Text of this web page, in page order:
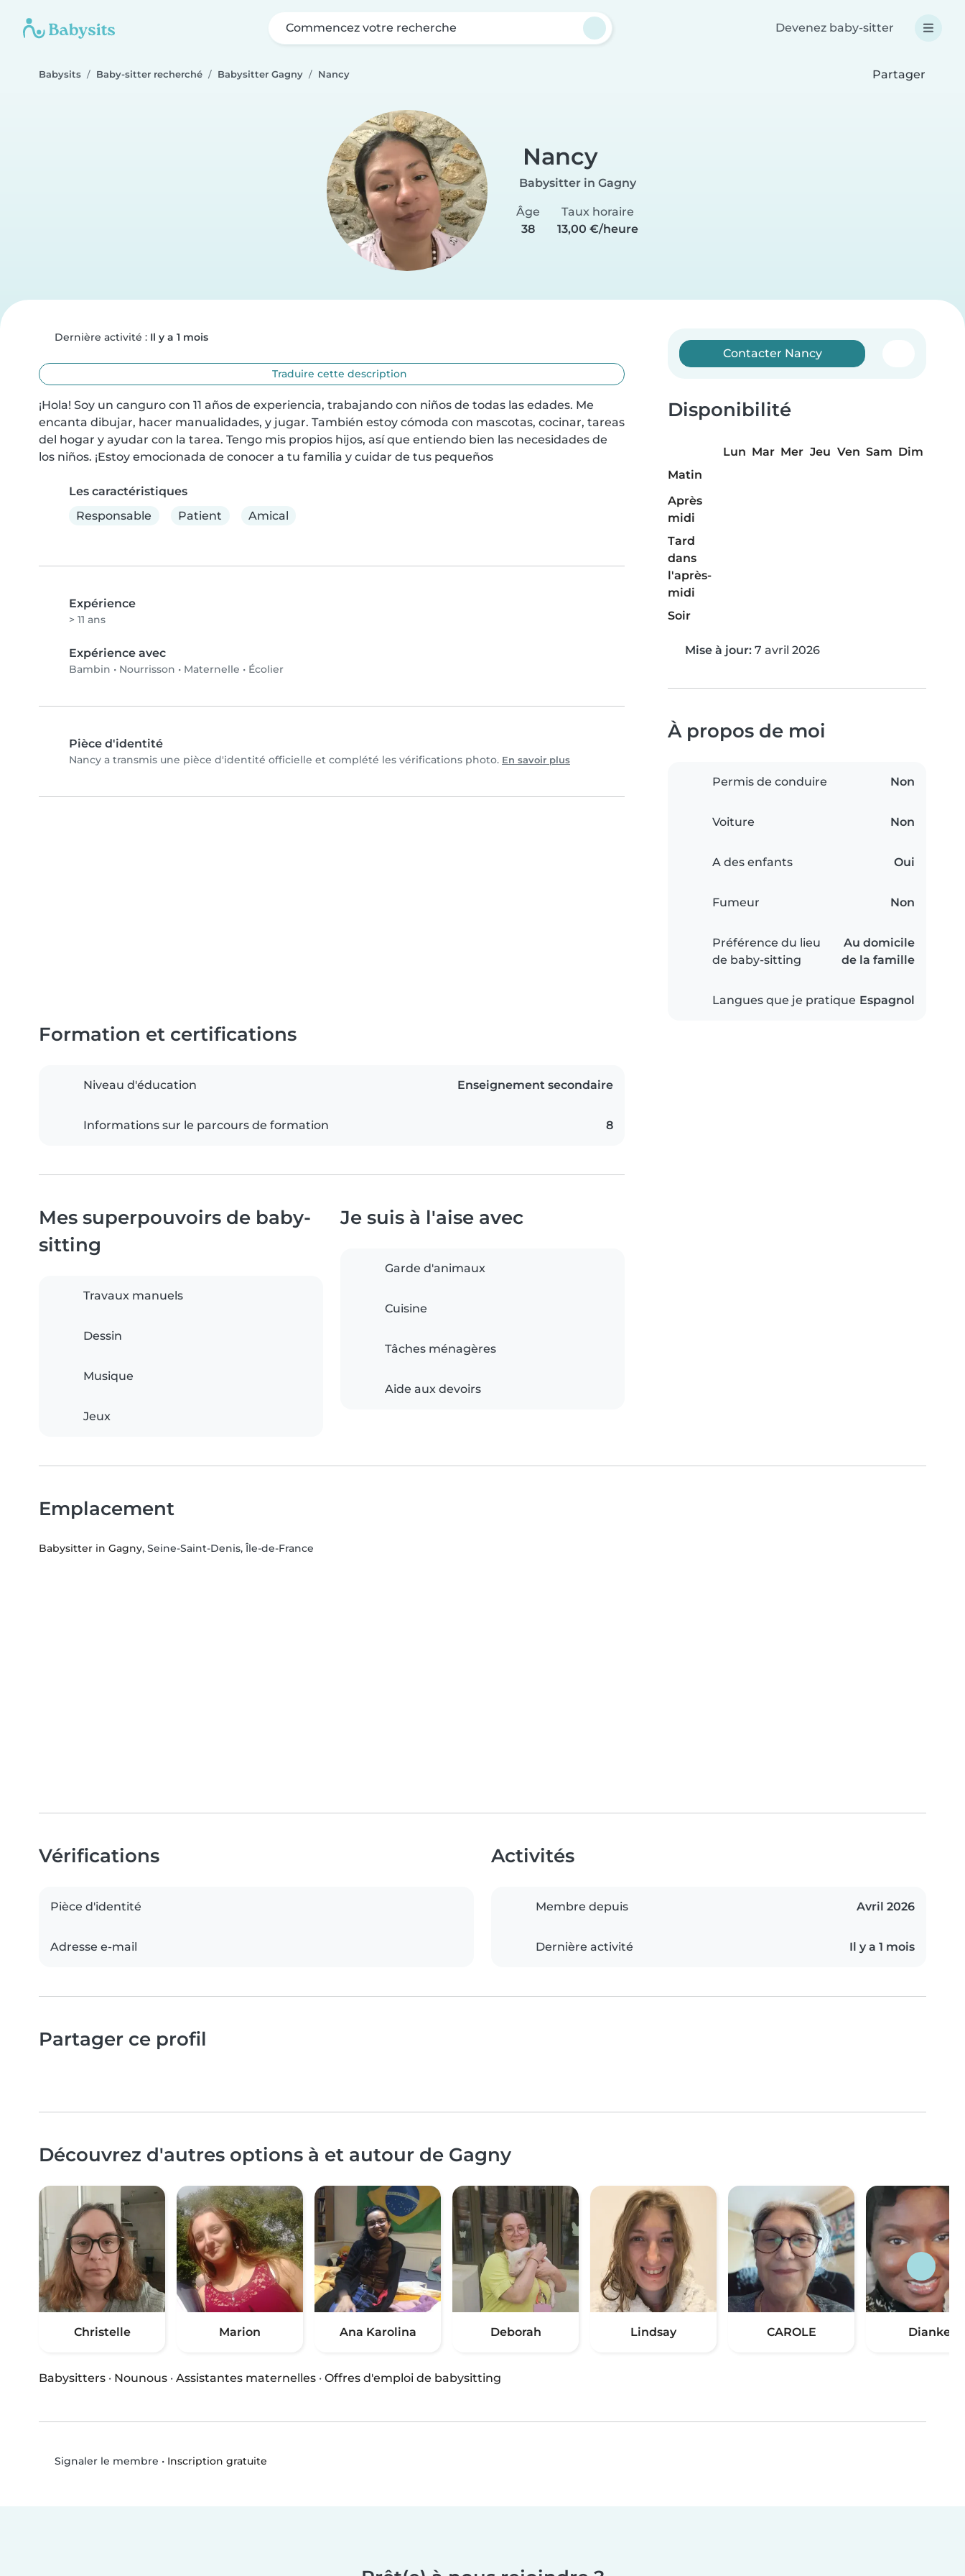
Commencez votre recherche Devenez baby-sitter
Babysits Baby-sitter recherché Babysitter Gagny Nancy Partager
Nancy
Babysitter in Gagny
Âge
38
Taux horaire
13,00 €/heure
Dernière activité : Il y a 1 mois
Traduire cette description
¡Hola! Soy un canguro con 11 años de experiencia, trabajando con niños de todas las edades. Me
encanta dibujar, hacer manualidades, y jugar. También estoy cómoda con mascotas, cocinar, tareas
del hogar y ayudar con la tarea. Tengo mis propios hijos, así que entiendo bien las necesidades de
los niños. ¡Estoy emocionada de conocer a tu familia y cuidar de tus pequeños
Les caractéristiques
Responsable
Patient Amical
Expérience
> 11 ans
Expérience avec
Bambin • Nourrisson • Maternelle • Écolier
Pièce d'identité
Nancy a transmis une pièce d'identité officielle et complété les vérifications photo. En savoir plus
Contacter Nancy
Disponibilité
Lun Mar Mer Jeu Ven Sam Dim
Matin
Après
midi
Tard
dans
l'après-
midi
Soir
Mise à jour: 7 avril 2026
À propos de moi
Permis de conduire Non
Voiture Non
A des enfants Oui
Fumeur Non
Préférence du lieu
de baby-sitting
Au domicile
de la famille
Langues que je pratique Espagnol
Formation et certifications
Niveau d'éducation Enseignement secondaire
Informations sur le parcours de formation 8
Mes superpouvoirs de baby-
sitting
Travaux manuels
Dessin
Musique
Jeux
Je suis à l'aise avec
Garde d'animaux
Cuisine
Tâches ménagères
Aide aux devoirs
Emplacement
Babysitter in Gagny, Seine-Saint-Denis, Île-de-France
Vérifications
Pièce d'identité
Adresse e-mail
Activités
Membre depuis Avril 2026
Dernière activité Il y a 1 mois
Partager ce profil
Découvrez d'autres options à et autour de Gagny
Christelle Marion Ana Karolina Deborah Lindsay CAROLE Dianke
Babysitters · Nounous · Assistantes maternelles · Offres d'emploi de babysitting
Signaler le membre • Inscription gratuite